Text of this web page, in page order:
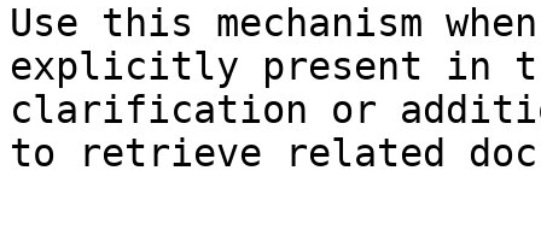
Use this mechanism
explicitly present in
clarification or